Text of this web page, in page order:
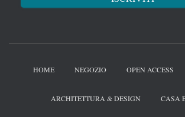
HOME NEGOZIO OPEN ACCESS
ARCHITETTURA & DESIGN CASA